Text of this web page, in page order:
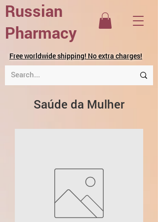
Russian
Pharmacy
Free worldwide shipping! No extra charges!
Saúde da Mulher